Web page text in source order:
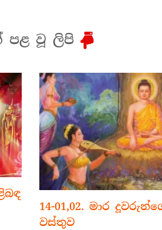
පළ වූ ලිපි
14-01,02. මාර
වස්තුව